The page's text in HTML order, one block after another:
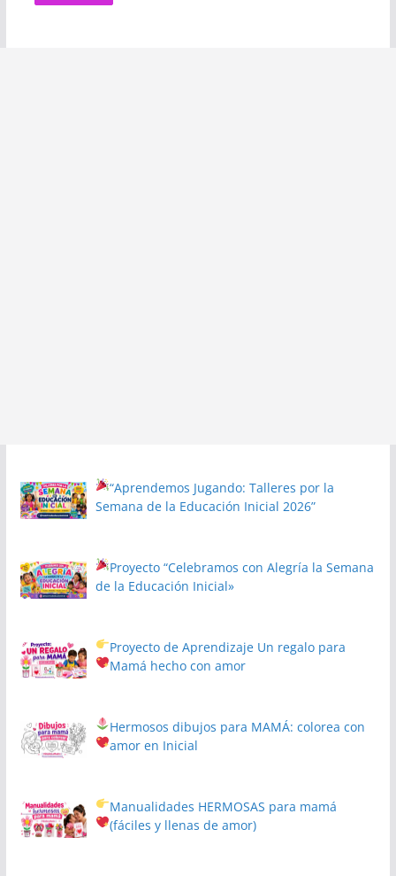
“Aprendemos Jugando: Talleres por la
Semana de la Educación Inicial 2026”
Proyecto“Celebramos con Alegría la Semana
de la Educación Inicial»
Proyecto de Aprendizaje Un regalo para
Mamá hecho con amor
Hermosos dibujos para MAMÁ: colorea con
amor en Inicial
Manualidades HERMOSAS para mamá
(fáciles y llenas de amor)